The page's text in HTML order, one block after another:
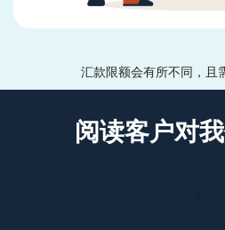
汇款限额会有所不同，且
阅读客户对